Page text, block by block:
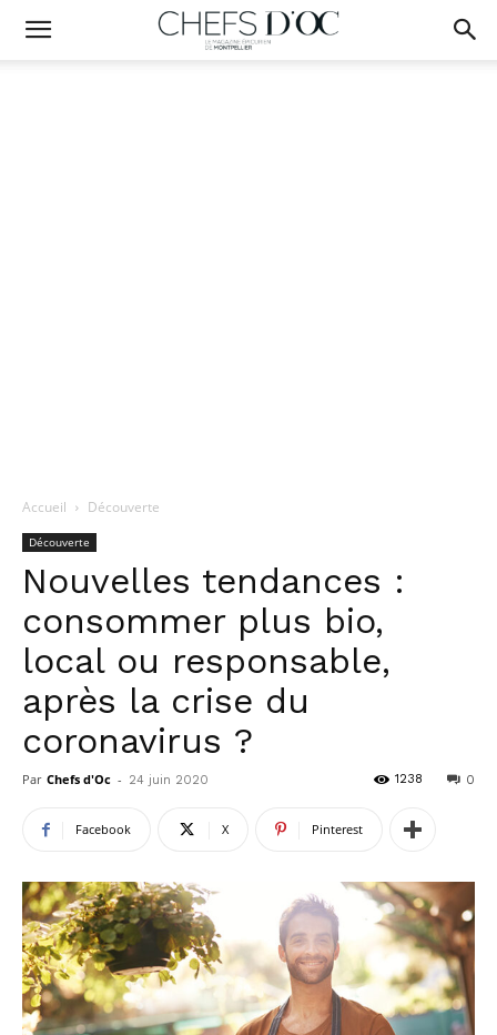
Accueil Découverte
Découverte
Nouvelles tendances :
consommer plus bio,
local ou responsable,
après la crise du
coronavirus ?
Par Chefs d'Oc - 24 juin 2020 0
1238
Facebook X Pinterest